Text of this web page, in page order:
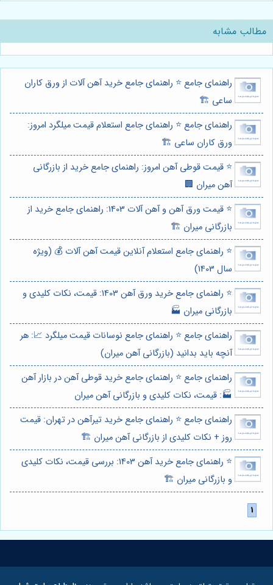
مطالب مشابه
راهنمای جامع ⭐️ راهنمای جامع خرید آهن آلات از ورق کاران
ساعی 🏗️
راهنمای جامع ⭐️ راهنمای جامع استعلام قیمت میلگرد امروز:
ورق کاران ساعی 🏗️
⭐️ قیمت قوطی آهن امروز: راهنمای جامع خرید از بازرگانی
آهن میران 🏢
⭐️ قیمت ورق آهن و آهن آلات 1403: راهنمای جامع خرید از
بازرگانی میران 🏗️
⭐️ راهنمای جامع استعلام آنلاین قیمت آهن آلات 💰 (ویژه
سال 1403)
⭐️ راهنمای جامع خرید ورق آهن 1403: قیمت، نکات کلیدی و
بازرگانی میران 🏭
راهنمای جامع ⭐️ راهنمای جامع نوسانات قیمت میلگرد 📈: هر
آنچه باید بدانید (بازرگانی آهن میران)
راهنمای جامع ⭐️ راهنمای جامع خرید قوطی آهن در بازار آهن
🏭: قیمت، نکات کلیدی و بازرگانی آهن میران
راهنمای جامع ⭐️ راهنمای جامع خرید تیرآهن در تهران: قیمت
روز + نکات کلیدی از بازرگانی آهن میران 🏗️
⭐️ راهنمای جامع خرید آهن 1403: بررسی قیمت، نکات کلیدی
و بازرگانی میران 🏗️